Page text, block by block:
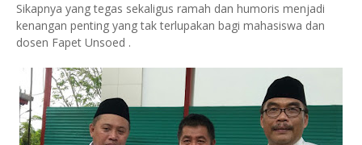
Sikapnya yang tegas sekaligus ramah dan humoris menjadi
kenangan penting yang tak terlupakan bagi mahasiswa dan
dosen Fapet Unsoed .